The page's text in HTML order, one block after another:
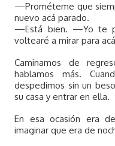
—Prométeme que
nuevo acá parado.
—Está bien. —Yo te
voltearé a mirar para
Caminamos de
hablamos más.
despedimos sin un
su casa y entrar en ella.
En esa ocasión era
imaginar que era de